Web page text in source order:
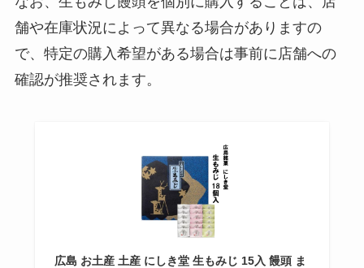
舗や在庫状況によって異なる場合がありますの
で、特定の購入希望がある場合は事前に店舗への
確認が推奨されます。
広島 お土産 土産 にしき堂 生もみじ 15入 饅頭 ま